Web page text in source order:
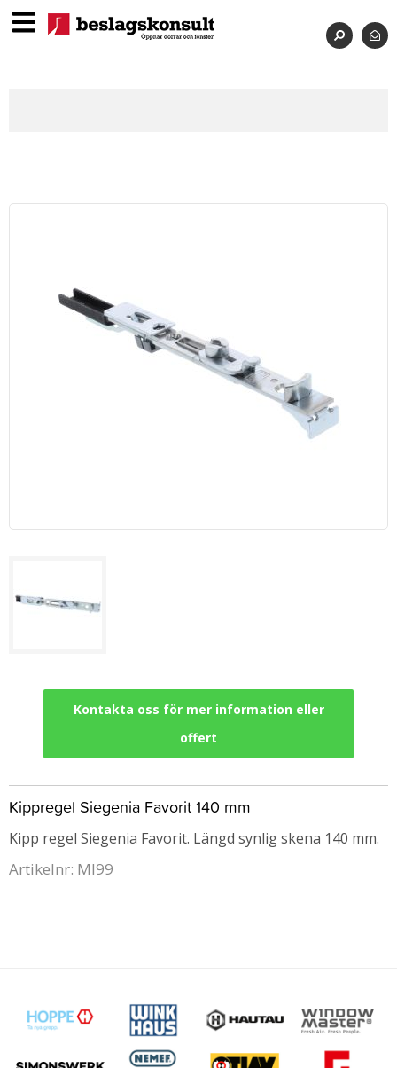
Kontakta oss för mer information eller
offert
Kippregel Siegenia Favorit 140 mm
Kipp regel Siegenia Favorit. Längd synlig skena 140 mm.
Artikelnr: MI99